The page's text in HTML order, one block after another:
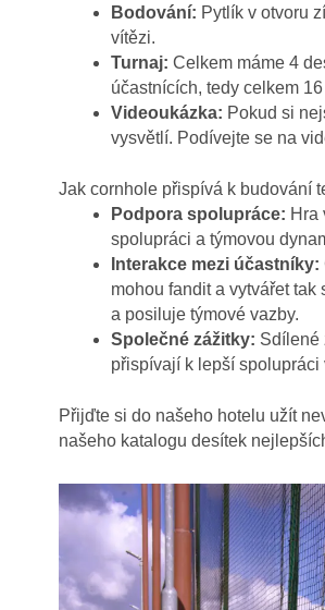
Bodování: Pytlík v otvoru
vítězi.
Turnaj: Celkem máme 4
účastnících, tedy celkem
Videoukázka: Pokud si
vysvětlí. Podívejte se na
Jak cornhole přispívá k budování
Podpora spolupráce: Hra
spolupráci a týmovou
Interakce mezi účastníky:
mohou fandit a vytvářet
a posiluje týmové vazby.
Společné zážitky: Sdílené
přispívají k lepší spolupráci
Přijďte si do našeho hotelu užít
našeho katalogu desítek